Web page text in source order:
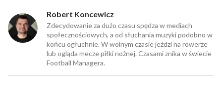
Robert Koncewicz
Zdecydowanie za dużo czasu spędza w mediach
społecznościowych, a od słuchania muzyki podobno w
końcu ogłuchnie. W wolnym czasie jeździ na rowerze
lub ogląda mecze piłki nożnej. Czasami znika w świecie
Football Managera.